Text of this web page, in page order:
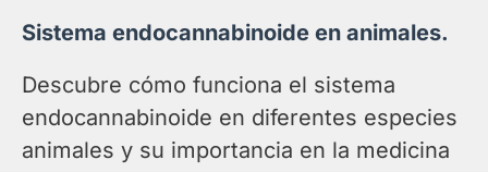
Sistema endocannabinoide en animales.
Descubre cómo funciona el sistema
endocannabinoide en diferentes especies
animales y su importancia en la medicina